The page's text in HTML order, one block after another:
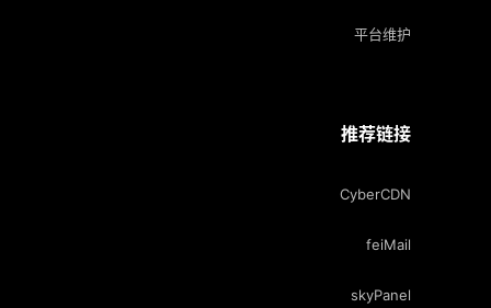
平台维护
推荐链接
CyberCDN
feiMail
skyPanel